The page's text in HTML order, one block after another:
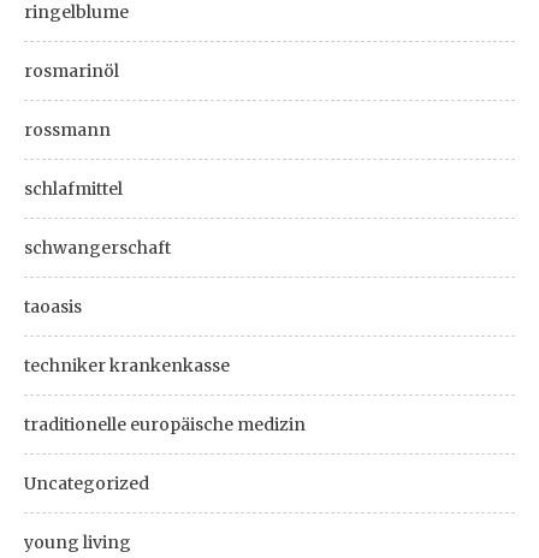
ringelblume
rosmarinöl
rossmann
schlafmittel
schwangerschaft
taoasis
techniker krankenkasse
traditionelle europäische medizin
Uncategorized
young living